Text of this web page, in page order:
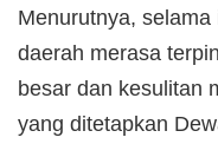
Menurutnya,
daerah merasa
besar dan kesulitan
yang ditetapkan